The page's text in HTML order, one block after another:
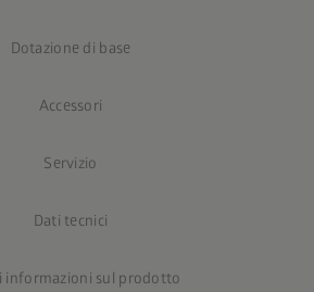
Dotazione di base
Accessori
Servizio
Dati tecnici
informazioni sul prodotto